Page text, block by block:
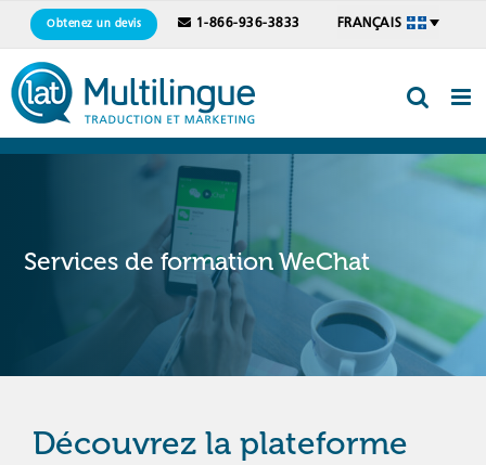
Skip
content
Obtenez un devis 1-866-936-3833 FRANÇAIS
Services de formation WeChat
Découvrez la plateforme